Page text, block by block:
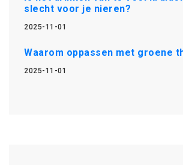
slecht voor je nieren?
2025-11-01
Waarom oppassen met groene
2025-11-01